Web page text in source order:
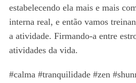
estabelecendo ela mais e mais
interna real, e então vamos
a atividade. Firmando-a entre
atividades da vida.
#calma #tranquilidade #zen